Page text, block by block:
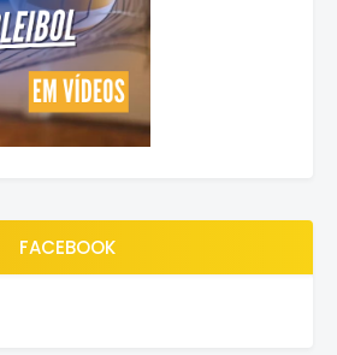
FACEBOOK